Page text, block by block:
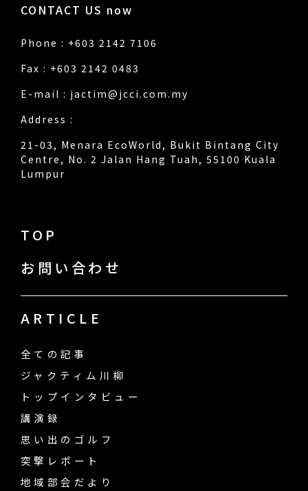
CONTACT US now
Phone : +603 2142 7106
Fax : +603 2142 0483
E-mail : jactim@jcci.com.my
Address :
21-03, Menara EcoWorld, Bukit Bintang City
Centre, No. 2 Jalan Hang Tuah, 55100 Kuala
Lumpur
TOP
お問い合わせ
ARTICLE
全ての記事
ジャクティム川柳
トップインタビュー
講演録
思い出のゴルフ
突撃レポート
地域部会だより